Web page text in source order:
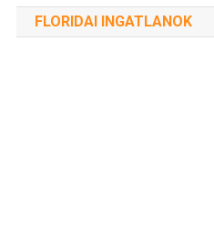
FLORIDAI INGATLANOK